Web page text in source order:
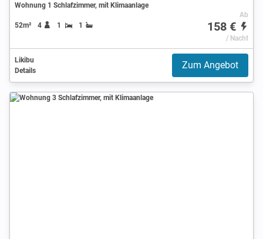
Wohnung 1 Schlafzimmer, mit Klimaanlage
52m² 4 1 1
Ab
158 €
/ Nacht
Likibu
Details
Zum Angebot